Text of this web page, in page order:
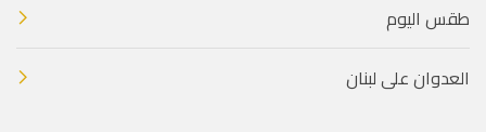
طقس اليوم
العدوان على لبنان